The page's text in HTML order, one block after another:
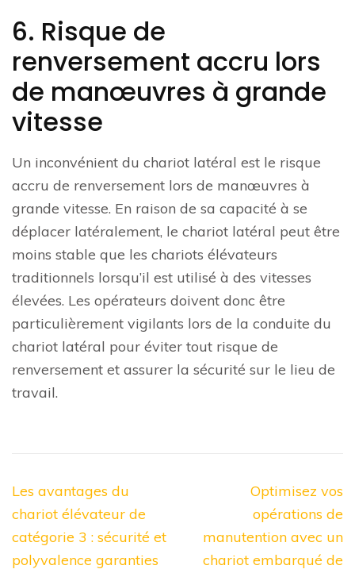
6. Risque de
renversement accru lors
de manœuvres à grande
vitesse
Un inconvénient du chariot latéral est le risque
accru de renversement lors de manœuvres à
grande vitesse. En raison de sa capacité à se
déplacer latéralement, le chariot latéral peut être
moins stable que les chariots élévateurs
traditionnels lorsqu’il est utilisé à des vitesses
élevées. Les opérateurs doivent donc être
particulièrement vigilants lors de la conduite du
chariot latéral pour éviter tout risque de
renversement et assurer la sécurité sur le lieu de
travail.
Navigation
de
l’article
Les avantages du
chariot élévateur de
catégorie 3 : sécurité et
polyvalence garanties
Optimisez vos
opérations de
manutention avec un
chariot embarqué de